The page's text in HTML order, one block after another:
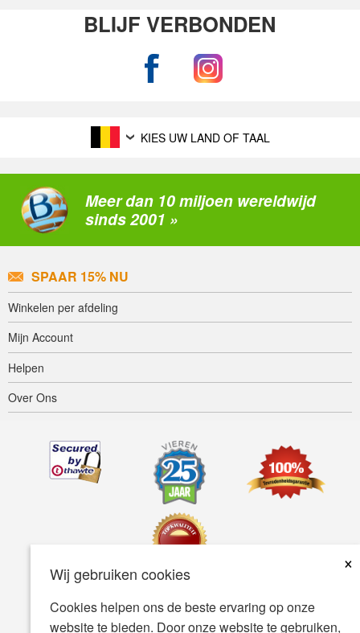
Wij gebruiken cookies
×
Cookies helpen ons de beste ervaring op onze
website te bieden. Door onze website te gebruiken,
BLIJF VERBONDEN
KIES UW LAND OF TAAL
Meer dan 10 miljoen wereldwijd
sinds 2001 »
SPAAR 15% NU
Winkelen per afdeling
Mijn Account
Helpen
Over Ons
Toegankelijkheid Gebruiksvoorwaarden Privacybeleid